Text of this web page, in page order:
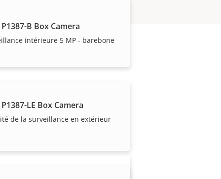
P1387-B Box Camera
intérieure 5 MP - barebone
P1387-LE Box Camera
de la surveillance en extérieur
experte par